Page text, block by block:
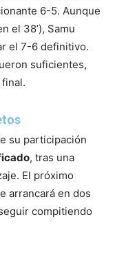
6-5. Aunque
el 38’), Samu
el 7-6 definitivo.
suficientes,
su participación
, tras una
El próximo
arrancará en dos
compitiendo